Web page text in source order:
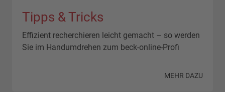
Tipps & Tricks
Effizient recherchieren leicht gemacht – so werden
Sie im Handumdrehen zum beck-online-Profi
MEHR DAZU